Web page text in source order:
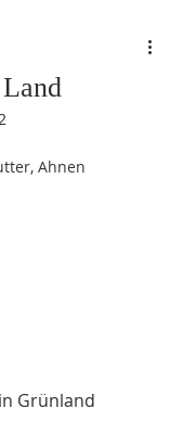
Ahnen
Grünland